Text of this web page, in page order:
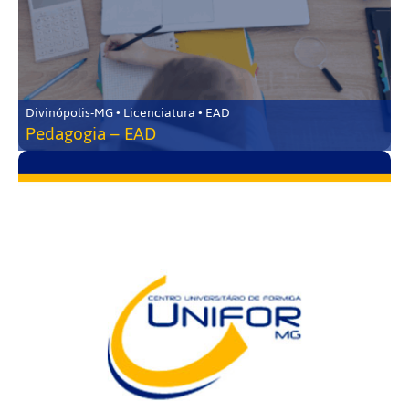
Divinópolis-MG • Licenciatura • EAD
Pedagogia – EAD